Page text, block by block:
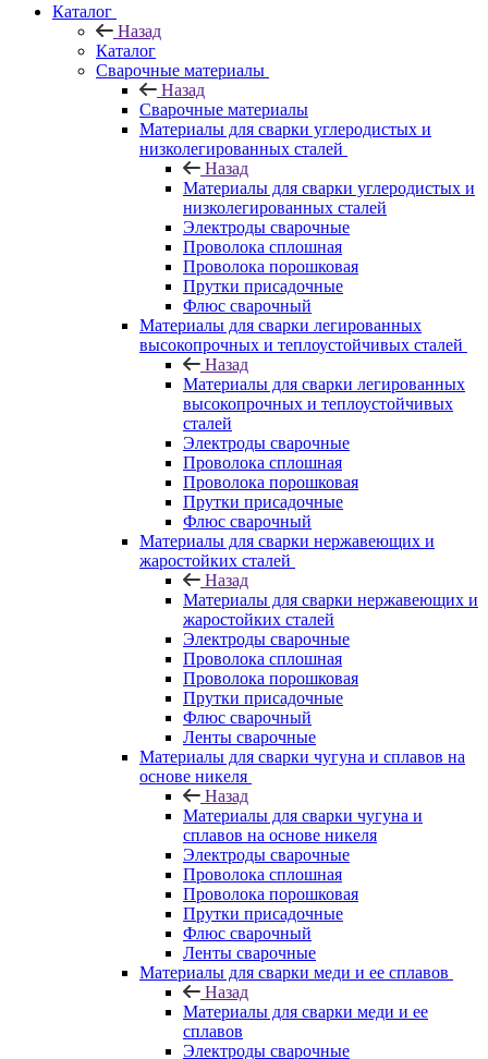
Каталог
Назад
Каталог
Сварочные материалы
Назад
Сварочные материалы
Материалы для сварки углеродистых и
низколегированных сталей
Назад
Материалы для сварки углеродистых и
низколегированных сталей
Электроды сварочные
Проволока сплошная
Проволока порошковая
Прутки присадочные
Флюс сварочный
Материалы для сварки легированных
высокопрочных и теплоустойчивых сталей
Назад
Материалы для сварки легированных
высокопрочных и теплоустойчивых
сталей
Электроды сварочные
Проволока сплошная
Проволока порошковая
Прутки присадочные
Флюс сварочный
Материалы для сварки нержавеющих и
жаростойких сталей
Назад
Материалы для сварки нержавеющих и
жаростойких сталей
Электроды сварочные
Проволока сплошная
Проволока порошковая
Прутки присадочные
Флюс сварочный
Ленты сварочные
Материалы для сварки чугуна и сплавов на
основе никеля
Назад
Материалы для сварки чугуна и
сплавов на основе никеля
Электроды сварочные
Проволока сплошная
Проволока порошковая
Прутки присадочные
Флюс сварочный
Ленты сварочные
Материалы для сварки меди и ее сплавов
Назад
Материалы для сварки меди и ее
сплавов
Электроды сварочные